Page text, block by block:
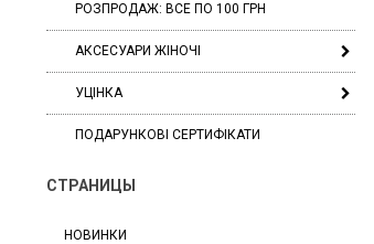
РОЗПРОДАЖ: ВСЕ ПО 100 ГРН
АКСЕСУАРИ ЖІНОЧІ
УЦІНКА
ПОДАРУНКОВІ СЕРТИФІКАТИ
СТРАНИЦЫ
НОВИНКИ